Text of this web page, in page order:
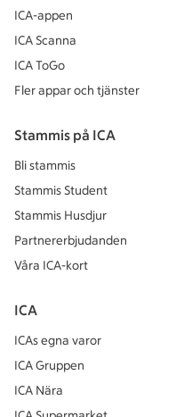
ICA-appen
ICA Scanna
ICA ToGo
Fler appar och tjänster
Stammis på ICA
Bli stammis
Stammis Student
Stammis Husdjur
Partnererbjudanden
Våra ICA-kort
ICA
ICAs egna varor
ICA Gruppen
ICA Nära